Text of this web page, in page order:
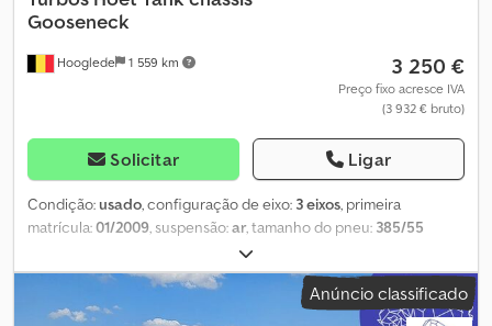
Hooglede 1 559 km
Gooseneck
3 250 €
Preço fixo acresce IVA
(3 932 € bruto)
Solicitar Ligar
Condição:usado, configuração de eixo: 3 eixos, primeira
matrícula:01/2009, suspensão:ar, tamanho do pneu: 385/55
, Ano de fabrico:2009
Tamanho do pneu: 385/55 R22.5 Marca dos eixos: BPW Suspensão:
suspensão pneumática Eixo traseiro 1: Sulco do pneu esquerdo:
13 mm; sulco do pneu direito: 14 mm; Travões: travões de tambor
Anúncio classificado